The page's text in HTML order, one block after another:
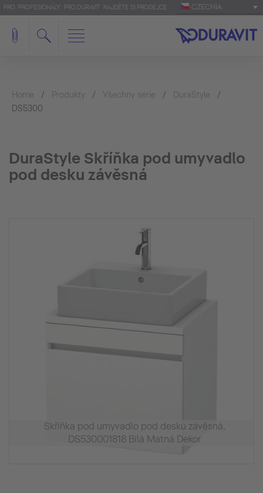
PRO 'PROFESIONÁLY': PRO.DURAVIT NAJDĚTE SI PRODEJCE CZECHIA
Home Produkty Všechny série
DuraStyle
DS5300
DuraStyle Skříňka pod umyvadlo
pod desku závěsná
Skříňka pod umyvadlo pod desku závěsná,
DS530001818 Bílá Matná Dekor